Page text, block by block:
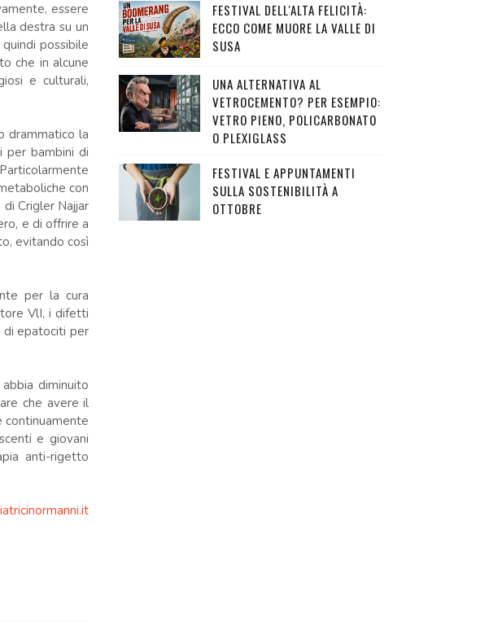
essere
destra su un
possibile
che in alcune
e culturali,
drammatico la
per bambini di
con
Crigler Najjar
e di offrire a
evitando così
per la cura
VlI, i difetti
di epatociti per
diminuito
che avere il
continuamente
e giovani
anti-rigetto
FESTIVAL DELL'ALTA FELICITÀ:
ECCO COME MUORE LA VALLE DI
SUSA
UNA ALTERNATIVA AL
VETROCEMENTO? PER ESEMPIO:
VETRO PIENO, POLICARBONATO
O PLEXIGLASS
FESTIVAL E APPUNTAMENTI
SULLA SOSTENIBILITÀ A
OTTOBRE